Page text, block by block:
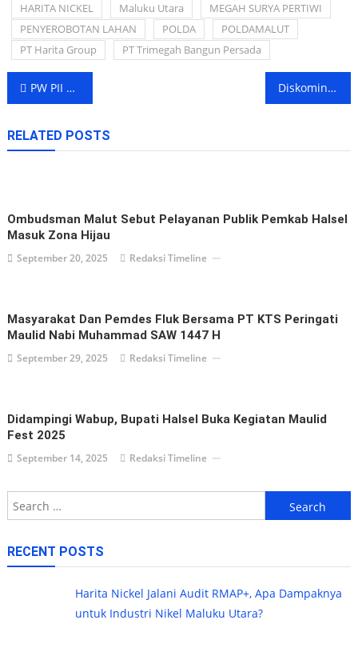
HARITA NICKEL
Maluku Utara
MEGAH SURYA PERTIWI
PENYEROBOTAN LAHAN
POLDA
POLDAMALUT
PT Harita Group
PT Trimegah Bangun Persada
Post
PW PII Maluku Utara Siap Menjadi Tuan Rumah Muktamar ke-31 PII Diskominfo Maluku Utara sediakan internet murah
RELATED POSTS
Ombudsman Malut Sebut Pelayanan Publik Pemkab Halsel
Masuk Zona Hijau
September 20, 2025 Redaksi Timeline
Masyarakat Dan Pemdes Fluk Bersama PT KTS Peringati
Maulid Nabi Muhammad SAW 1447 H
September 29, 2025 Redaksi Timeline
Didampingi Wabup, Bupati Halsel Buka Kegiatan Maulid
Fest 2025
September 14, 2025 Redaksi Timeline
Search
for:
RECENT POSTS
Harita Nickel Jalani Audit RMAP+, Apa Dampaknya
untuk Industri Nikel Maluku Utara?